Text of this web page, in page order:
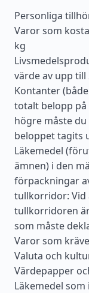
Personliga
Varor som
kg
värde av upp till
Kontanter
totalt belopp på
högre måste
beloppet tagits
Läkemedel
ämnen) i den
förpackningar
tullkorridor: Vid
tullkorridoren
som måste
Varor som
Valuta och
Värdepapper
Läkemedel